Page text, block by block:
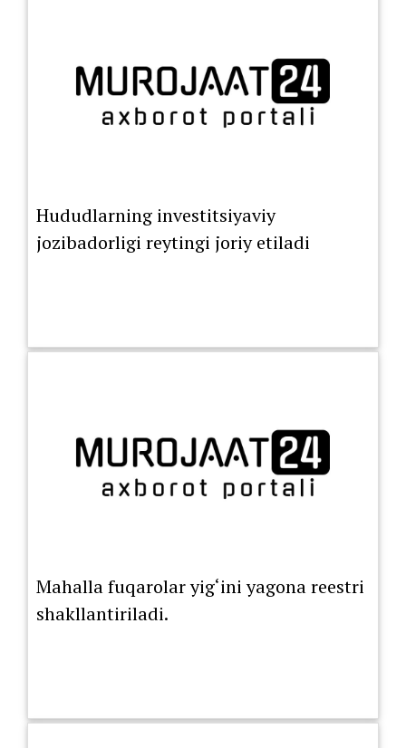
Hududlarning investitsiyaviy
jozibadorligi reytingi joriy etiladi
Mahalla fuqarolar yig‘ini yagona reestri
shakllantiriladi.